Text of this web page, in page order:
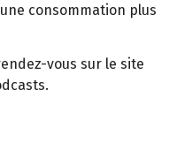
consommation plus
vous sur le site